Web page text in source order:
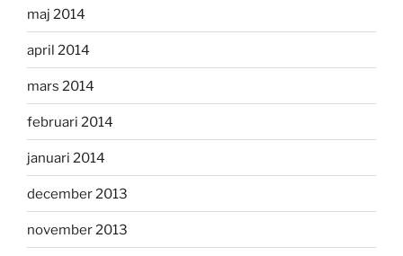
maj 2014
april 2014
mars 2014
februari 2014
januari 2014
december 2013
november 2013